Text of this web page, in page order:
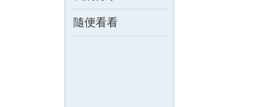
隨便看看